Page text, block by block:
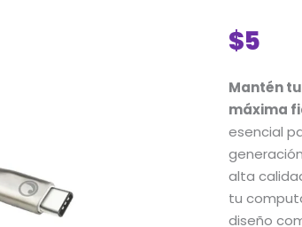
$5
Mantén
máxima
esencial
alta
tu
diseño
USB
2.0
Tipo
C:
Carga
Rápida,
de